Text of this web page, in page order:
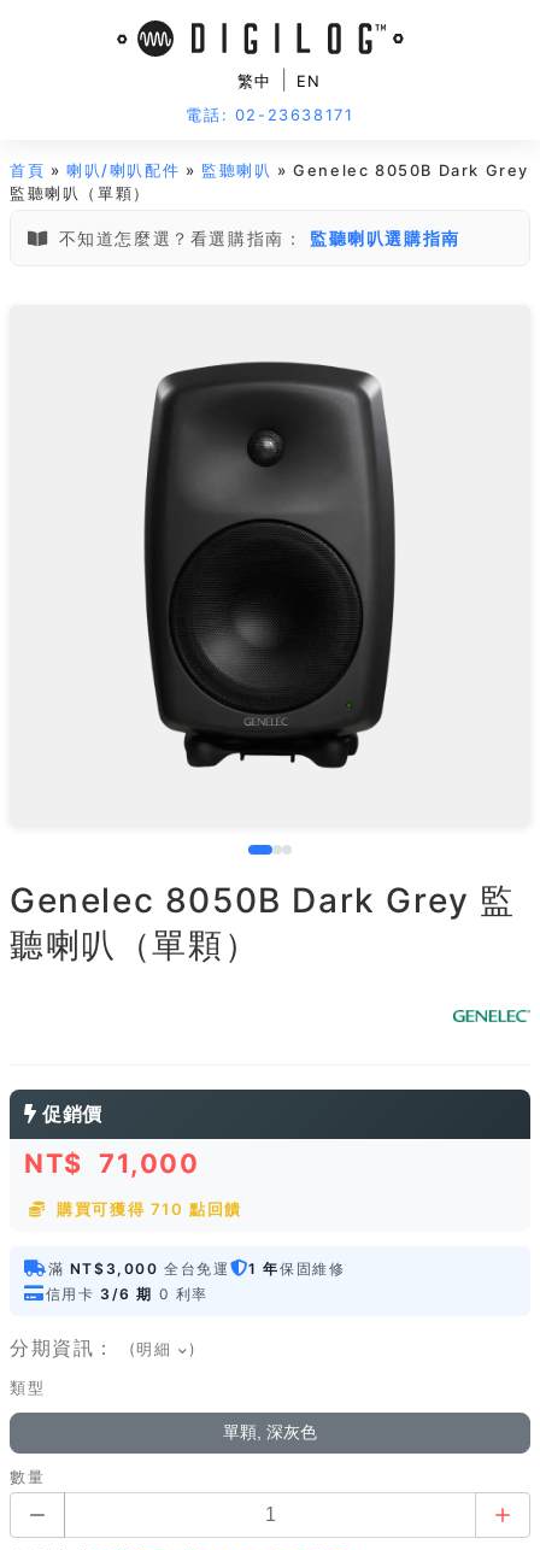
繁中
EN
電話: 02-23638171
首頁 »喇叭/喇叭配件 » 監聽喇叭 » Genelec 8050B Dark Grey
監聽喇叭（單顆）
不知道怎麼選？看選購指南： 監聽喇叭選購指南
Genelec 8050B Dark Grey 監
聽喇叭（單顆）
促銷價
NT$ 71,000
購買可獲得 710 點回饋
滿 NT$3,000 全台免運 1 年保固維修
信用卡 3/6 期 0 利率
分期資訊： (明細 )
類型
單顆, 深灰色
數量